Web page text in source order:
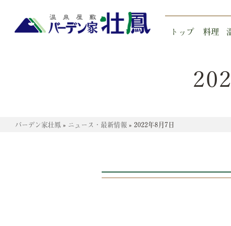
トップ 料理
バーデン家壮鳳 » ニュース・最新情報 » 2022年8月7日